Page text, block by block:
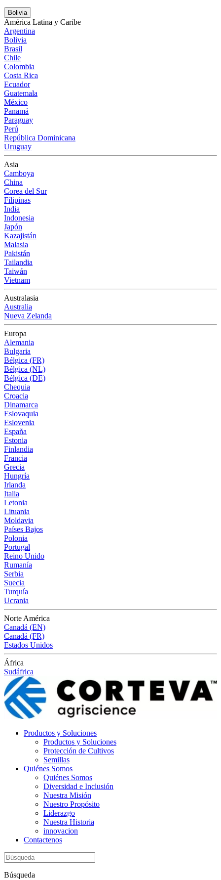
Bolivia
América Latina y Caribe
Argentina
Bolivia
Brasil
Chile
Colombia
Costa Rica
Ecuador
Guatemala
México
Panamá
Paraguay
Perú
República Dominicana
Uruguay
Asia
Camboya
China
Corea del Sur
Filipinas
India
Indonesia
Japón
Kazajistán
Malasia
Pakistán
Tailandia
Taiwán
Vietnam
Australasia
Australia
Nueva Zelanda
Europa
Alemania
Bulgaria
Bélgica (FR)
Bélgica (NL)
Bélgica (DE)
Chequia
Croacia
Dinamarca
Eslovaquia
Eslovenia
España
Estonia
Finlandia
Francia
Grecia
Hungría
Irlanda
Italia
Letonia
Lituania
Moldavia
Países Bajos
Polonia
Portugal
Reino Unido
Rumanía
Serbia
Suecia
Turquía
Ucrania
Norte América
Canadá (EN)
Canadá (FR)
Estados Unidos
África
Sudáfrica
Productos y Soluciones
Productos y Soluciones
Protección de Cultivos
Semillas
Quiénes Somos
Quiénes Somos
Diversidad e Inclusión
Nuestra Misión
Nuestro Propósito
Liderazgo
Nuestra Historia
innovacion
Contactenos
Búsqueda